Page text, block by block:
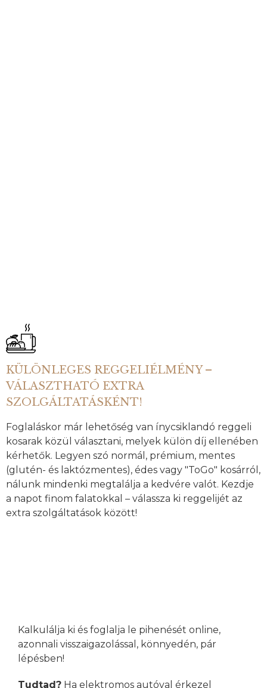
KÜLÖNLEGES REGGELIÉLMÉNY –
VÁLASZTHATÓ EXTRA
SZOLGÁLTATÁSKÉNT!
Foglaláskor már lehetőség van ínycsiklandó reggeli
kosarak közül választani, melyek külön díj ellenében
kérhetők. Legyen szó normál, prémium, mentes
(glutén- és laktózmentes), édes vagy "ToGo" kosárról,
nálunk mindenki megtalálja a kedvére valót. Kezdje
a napot finom falatokkal – válassza ki reggelijét az
extra szolgáltatások között!
Kalkulálja ki és foglalja le pihenését online,
azonnali visszaigazolással, könnyedén, pár
lépésben!
Tudtad? Ha elektromos autóval érkezel